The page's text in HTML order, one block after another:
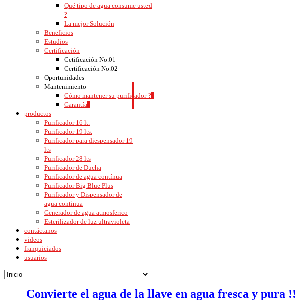
Qué tipo de agua consume usted
?
La mejor Solución
Beneficios
Estudios
Certificación
Cetificación No.01
Certificación No.02
Oportunidades
Mantenimiento
Cómo mantener su purificador ?
Garantía
productos
Purificador 16 lt.
Purificador 19 lts.
Purificador para diespensador 19
lts
Purificador 28 lts
Purificador de Ducha
Purificador de agua contínua
Purificador Big Blue Plus
Purificador y Dispensador de
agua continua
Generador de agua atmosferico
Esterilizador de luz ultravioleta
contáctanos
videos
franquiciados
usuarios
Convierte el agua de la llave en agua fresca y pura !!